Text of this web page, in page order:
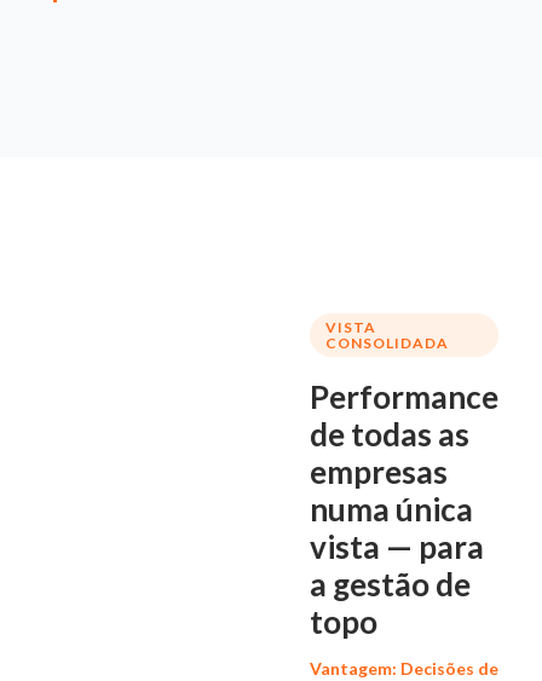
VISTA
CONSOLIDADA
Performance
de todas as
empresas
numa única
vista — para
a gestão de
topo
Vantagem: Decisões de